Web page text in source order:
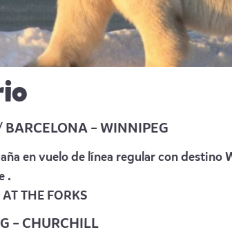
BARCELONA – WINNIPEG
en vuelo de línea regular con
.
AT THE FORKS
– CHURCHILL